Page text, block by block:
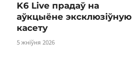
K6 Live прадаў на
аўкцыёне эксклюзіўную
касету
5 жніўня 2026